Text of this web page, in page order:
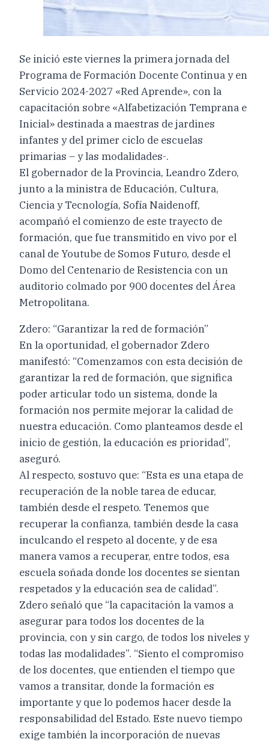
Se inició este viernes la primera jornada del
Programa de Formación Docente Continua y en
Servicio 2024-2027 «Red Aprende», con la
capacitación sobre «Alfabetización Temprana e
Inicial» destinada a maestras de jardines
infantes y del primer ciclo de escuelas
primarias – y las modalidades-.
El gobernador de la Provincia, Leandro Zdero,
junto a la ministra de Educación, Cultura,
Ciencia y Tecnología, Sofía Naidenoff,
acompañó el comienzo de este trayecto de
formación, que fue transmitido en vivo por el
canal de Youtube de Somos Futuro, desde el
Domo del Centenario de Resistencia con un
auditorio colmado por 900 docentes del Área
Metropolitana.
Zdero: “Garantizar la red de formación”
En la oportunidad, el gobernador Zdero
manifestó: “Comenzamos con esta decisión de
garantizar la red de formación, que significa
poder articular todo un sistema, donde la
formación nos permite mejorar la calidad de
nuestra educación. Como planteamos desde el
inicio de gestión, la educación es prioridad”,
aseguró.
Al respecto, sostuvo que: “Esta es una etapa de
recuperación de la noble tarea de educar,
también desde el respeto. Tenemos que
recuperar la confianza, también desde la casa
inculcando el respeto al docente, y de esa
manera vamos a recuperar, entre todos, esa
escuela soñada donde los docentes se sientan
respetados y la educación sea de calidad”.
Zdero señaló que “la capacitación la vamos a
asegurar para todos los docentes de la
provincia, con y sin cargo, de todos los niveles y
todas las modalidades”. “Siento el compromiso
de los docentes, que entienden el tiempo que
vamos a transitar, donde la formación es
importante y que lo podemos hacer desde la
responsabilidad del Estado. Este nuevo tiempo
exige también la incorporación de nuevas